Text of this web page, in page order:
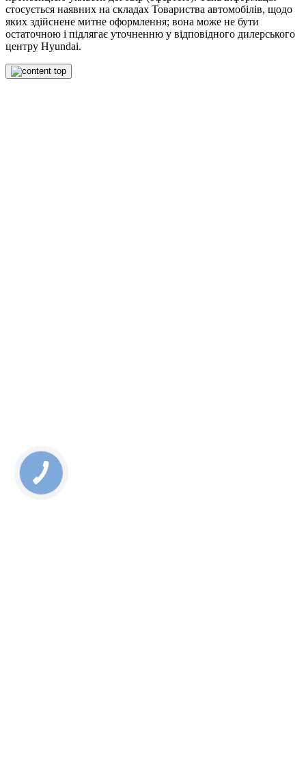
стосується наявних на складах Товариства автомобілів, щодо
яких здійснене митне оформлення; вона може не бути
остаточною і підлягає уточненню у відповідного дилерського
центру Hyundai.